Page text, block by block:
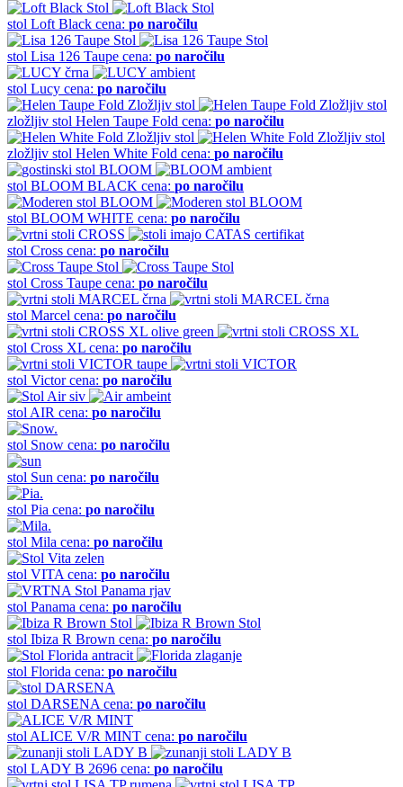
stol Loft Black cena: po naročilu
stol Lisa 126 Taupe cena: po naročilu
stol Lucy cena: po naročilu
zložljiv stol Helen Taupe Fold cena: po naročilu
zložljiv stol Helen White Fold cena: po naročilu
stol BLOOM BLACK cena: po naročilu
stol BLOOM WHITE cena: po naročilu
stol Cross cena: po naročilu
stol Cross Taupe cena: po naročilu
stol Marcel cena: po naročilu
stol Cross XL cena: po naročilu
stol Victor cena: po naročilu
stol AIR cena: po naročilu
stol Snow cena: po naročilu
stol Sun cena: po naročilu
stol Pia cena: po naročilu
stol Mila cena: po naročilu
stol VITA cena: po naročilu
stol Panama cena: po naročilu
stol Ibiza R Brown cena: po naročilu
stol Florida cena: po naročilu
stol DARSENA cena: po naročilu
stol ALICE V/R MINT cena: po naročilu
stol LADY B 2696 cena: po naročilu